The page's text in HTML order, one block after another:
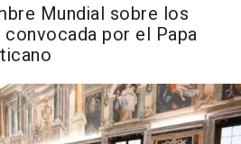
Mundial sobre los
por el Papa